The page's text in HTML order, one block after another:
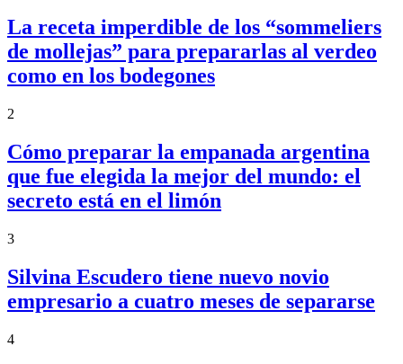
La receta imperdible de los “sommeliers
de mollejas” para prepararlas al verdeo
como en los bodegones
2
Cómo preparar la empanada argentina
que fue elegida la mejor del mundo: el
secreto está en el limón
3
Silvina Escudero tiene nuevo novio
empresario a cuatro meses de separarse
4